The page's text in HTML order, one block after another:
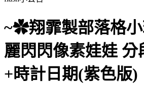
~✿翔霏製部落格
麗閃閃像素娃娃 分
+時計日期(紫色版)